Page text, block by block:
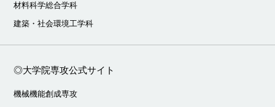
材料科学総合学科
建築・社会環境工学科
◎大学院専攻公式サイト
機械機能創成専攻